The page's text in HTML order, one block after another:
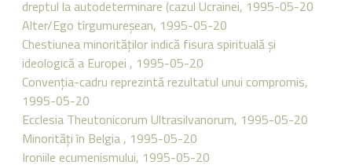
dreptul la autodeterminare (cazul Ucrainei, 1995-05-20
Alter/Ego tîrgumureşean, 1995-05-20
Chestiunea minorităţilor indică fisura spirituală şi
ideologică a Europei , 1995-05-20
Convenţia-cadru reprezintă rezultatul unui compromis,
1995-05-20
Ecclesia Theutonicorum Ultrasilvanorum, 1995-05-20
Minorităţi în Belgia , 1995-05-20
Ironiile ecumenismului, 1995-05-20